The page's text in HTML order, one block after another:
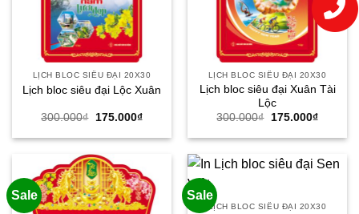
LỊCH BLOC SIÊU ĐẠI 20X30
Lịch bloc siêu đại Lộc Xuân
300.000₫
Giá
là:
175.000₫Giá
tại
175.000₫.
LỊCH BLOC SIÊU ĐẠI 20X30
Lịch bloc siêu đại Xuân Tài
Lộc
300.000₫
Giá
là:
175.000₫Giá
tại
Sale Sale
LỊCH BLOC SIÊU ĐẠI 20X30